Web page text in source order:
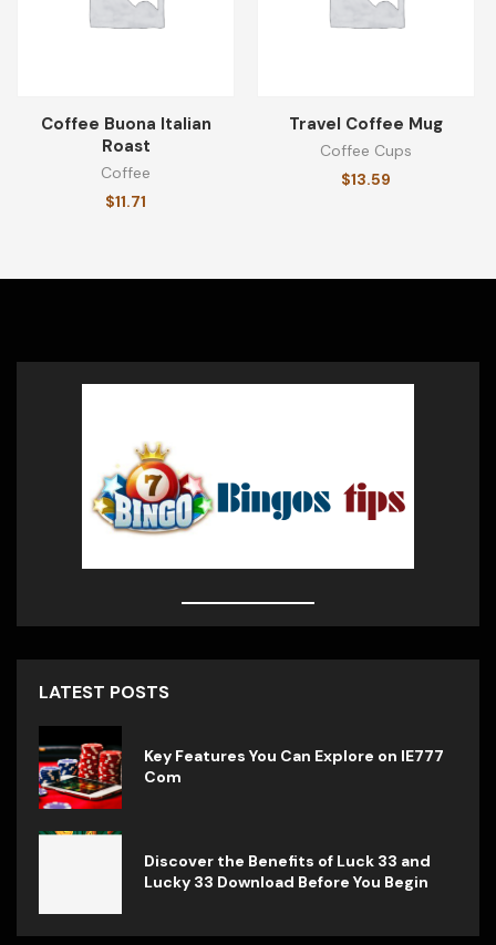
Coffee Buona Italian
Roast
Coffee
$11.71
Travel Coffee Mug
Coffee Cups
$13.59
LATEST POSTS
Key Features You Can Explore on IE777
Com
Discover the Benefits of Luck 33 and
Lucky 33 Download Before You Begin